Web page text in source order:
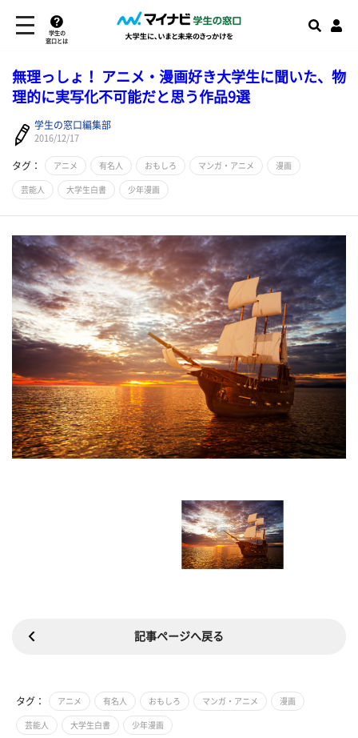
学生の
窓口とは
無理っしょ！ アニメ・漫画好き大学生に聞いた、物
理的に実写化不可能だと思う作品9選
学生の窓口編集部
2016/12/17
タグ： アニメ 有名人 おもしろ マンガ・アニメ 漫画
芸能人 大学生白書 少年漫画
記事ページへ戻る
タグ： アニメ 有名人 おもしろ マンガ・アニメ 漫画
芸能人 大学生白書 少年漫画